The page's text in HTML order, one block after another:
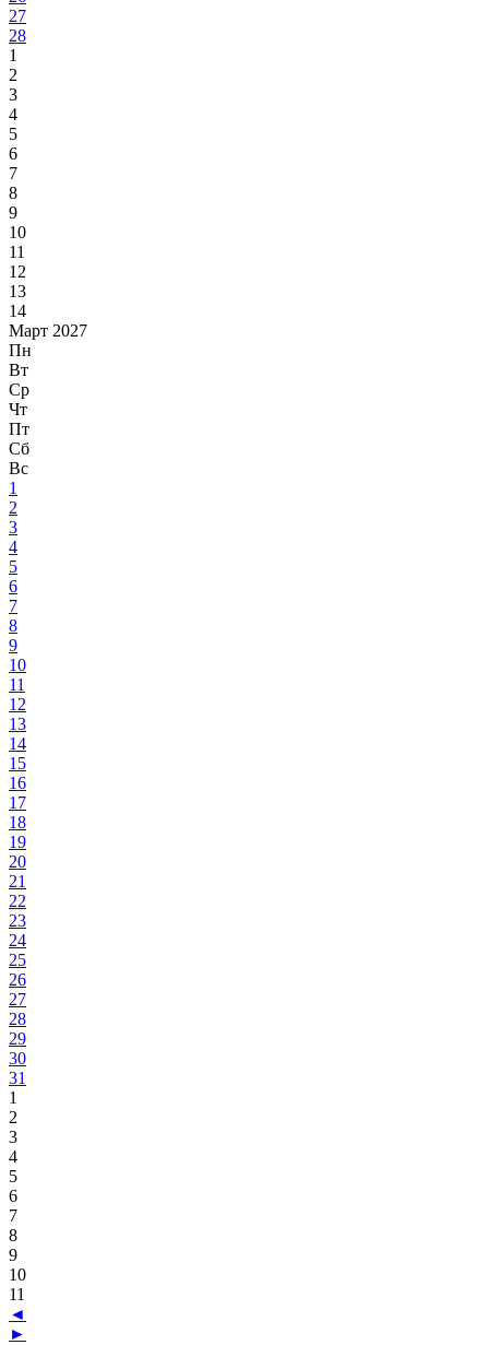
27
28
1
2
3
4
5
6
7
8
9
10
11
12
13
14
Март 2027
Пн
Вт
Ср
Чт
Пт
Сб
Вс
1
2
3
4
5
6
7
8
9
10
11
12
13
14
15
16
17
18
19
20
21
22
23
24
25
26
27
28
29
30
31
1
2
3
4
5
6
7
8
9
10
11
◄
►